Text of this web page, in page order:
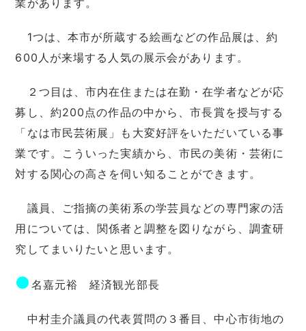
1つは、本市が所蔵する絵画などの作品展は、約
600人が来場する人気の展示会があります。
２つ目は、市内在住または在勤・在学者などが応
募し、約200点の作品の中から、市長賞を授与する
「なは市民芸術展」も大変好評をいただいている事
業です。こういった実績から、市民の美術・芸術に
対する関心の高さを伺い知ることができます。
議員、ご指摘の美術系の学芸員などの専門家の活
用については、関係者と調整を図りながら、調査研
究してまいりたいと思います。
● 名嘉元裕 経済観光部長
中村圭介議員の代表質問の３番目、中心市街地の